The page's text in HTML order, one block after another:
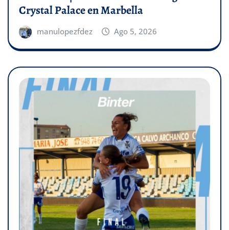
Crystal Palace en Marbella
manulopezfdez Ago 5, 2026